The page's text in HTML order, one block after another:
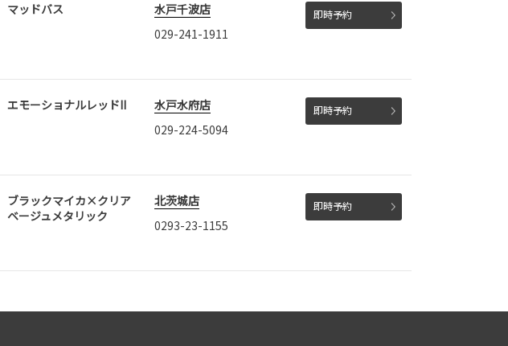
マッドバス
水戸千波店
029-241-1911
即時予約
エモーショナルレッドII
水戸水府店
029-224-5094
即時予約
ブラックマイカ×クリア
ベージュメタリック
北茨城店
0293-23-1155
即時予約